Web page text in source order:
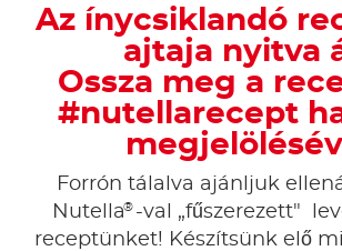
Az ínycsiklandó
ajtaja nyitva
Ossza meg a
#nutellarecept
Forrón tálalva ajánljuk
Nutella® -val „fűszerezett"
receptünket! Készítsünk elő